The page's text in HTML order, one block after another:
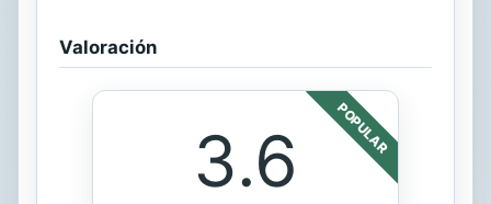
Valoración
POPULAR
3.6